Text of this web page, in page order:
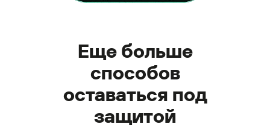
Еще больше
способов
оставаться под
защитой